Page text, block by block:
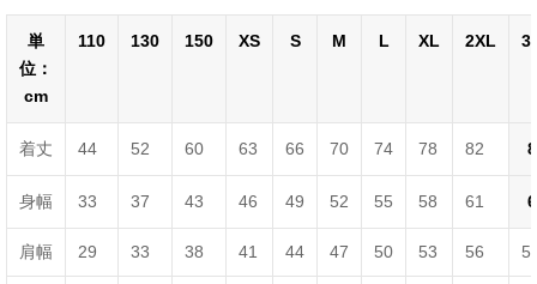
単
位：
cm
110 130 150 XS S M L XL 2XL
着丈 44 52 60 63 66 70 74 78 82
身幅 33 37 43 46 49 52 55 58 61
肩幅 29 33 38 41 44 47 50 53 56